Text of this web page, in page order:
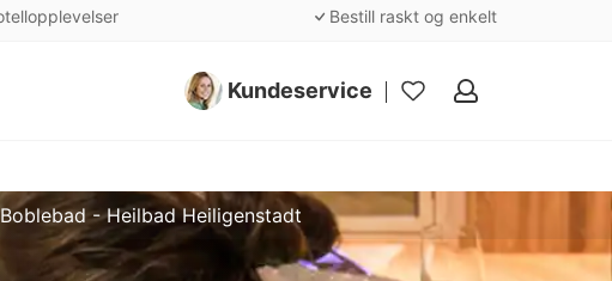
Bestill raskt og enkelt
Kundeservice
Mine
Boblebad - Heilbad Heiligenstadt